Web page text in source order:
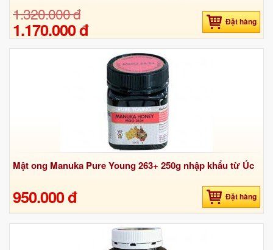
1.320.000 đ
1.170.000 đ Đặt hàng
Mật ong Manuka Pure Young 263+ 250g nhập khẩu từ Úc
950.000 đ Đặt hàng